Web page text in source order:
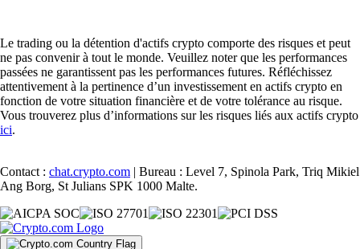
Le trading ou la détention d'actifs crypto comporte des risques et peut
ne pas convenir à tout le monde. Veuillez noter que les performances
passées ne garantissent pas les performances futures. Réfléchissez
attentivement à la pertinence d’un investissement en actifs crypto en
fonction de votre situation financière et de votre tolérance au risque.
Vous trouverez plus d’informations sur les risques liés aux actifs crypto
ici.
Contact : chat.crypto.com | Bureau : Level 7, Spinola Park, Triq Mikiel
Ang Borg, St Julians SPK 1000 Malte.